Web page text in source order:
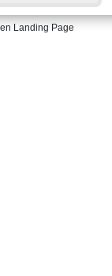
Landing Page